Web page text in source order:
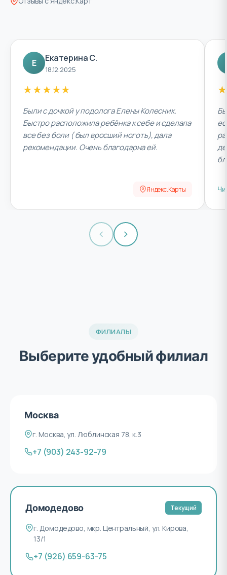
Е Екатерина С.
18.12.2025
★★★★★
Были с дочкой у подолога Елены Колесник.
Быстро расположила ребёнка к себе и сделала
все без боли ( был вросший ноготь), дала
рекомендации. Очень благодарна ей.
Яндекс.Карты
★
ФИЛИАЛЫ
Выберите удобный филиал
Москва
г. Москва, ул. Люблинская 78, к.3
+7 (903) 243-92-79
Домодедово Текущий
г. Домодедово, мкр. Центральный, ул. Кирова,
13/1
+7 (926) 659-63-75